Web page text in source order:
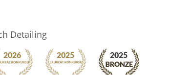
Detailing